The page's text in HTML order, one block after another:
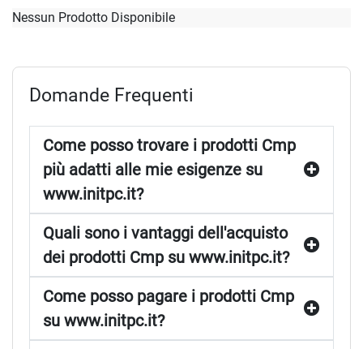
Nessun Prodotto Disponibile
Domande Frequenti
Come posso trovare i prodotti Cmp
più adatti alle mie esigenze su
www.initpc.it?
Quali sono i vantaggi dell'acquisto
dei prodotti Cmp su www.initpc.it?
Come posso pagare i prodotti Cmp
su www.initpc.it?